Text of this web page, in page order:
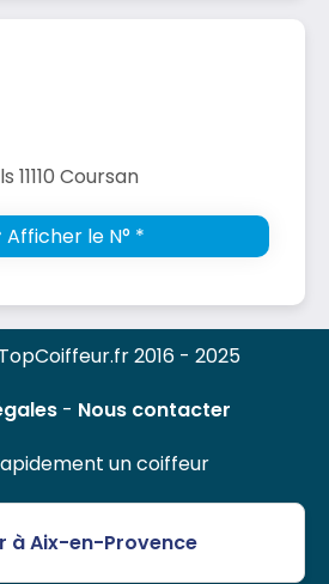
11110 Coursan
le N° *
2016 - 2025
- Nous contacter
un coiffeur
à Aix-en-Provence